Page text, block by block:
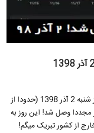
بعد از یک هفته قطعی کامل اینترنت، امروز شنبه 2 آذر 1398 (حدودا از
کشور مجددا وصل شد! این روز به
از کشور تبریک میگم!